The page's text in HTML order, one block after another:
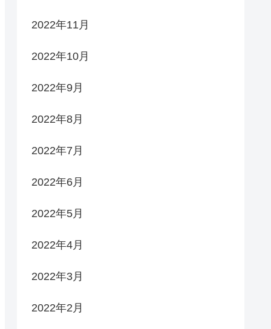
2022年11月
2022年10月
2022年9月
2022年8月
2022年7月
2022年6月
2022年5月
2022年4月
2022年3月
2022年2月